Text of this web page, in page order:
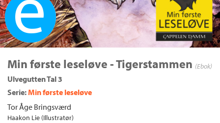
Ebok
Min første leseløve - Tigerstammen (Ebok)
Ulvegutten Tal 3
Serie: Min første leseløve
Tor Åge Bringsværd
Haakon Lie (Illustratør)